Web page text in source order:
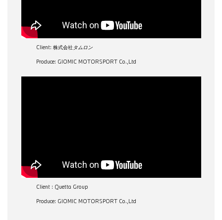
Client: 株式会社タムロン
Produce: GIOMIC MOTORSPORT Co.,Ltd
Client : Quetta Group
Produce: GIOMIC MOTORSPORT Co.,Ltd